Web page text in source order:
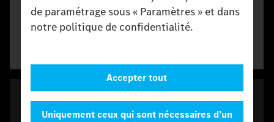
de paramétrage sous « Paramètres » et dans
notre politique de confidentialité.
Uniquement ceux qui sont nécessaires d’un
Accepter tout
Balais d'essuie-glace
Une visibilité claire par tous les temps - avec des balais